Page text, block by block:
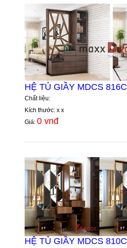
HỆ TỦ GIẦY MDCS 816C
Chất liệu:
Kích thước: x x
Giá: 0 vnđ
HỆ TỦ GIẦY MDCS 810C